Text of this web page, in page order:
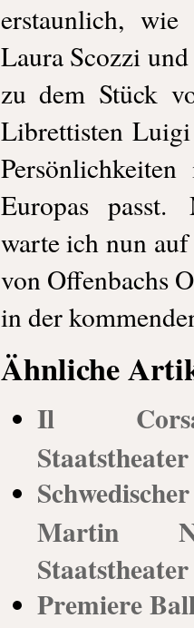
erstaunlich,
Laura Scozzi
zu dem Stück
Librettisten
Europas
warte ich nun
von Offenbachs
in der
Ähnliche
Il
Martin
Premiere